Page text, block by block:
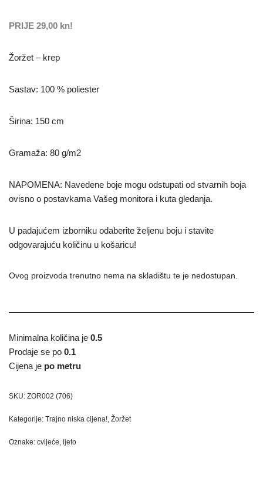
PRIJE 29,00 kn!
Žoržet – krep
Sastav: 100 % poliester
Širina: 150 cm
Gramaža: 80 g/m2
NAPOMENA: Navedene boje mogu odstupati od stvarnih boja
ovisno o postavkama Vašeg monitora i kuta gledanja.
U padajućem izborniku odaberite željenu boju i stavite
odgovarajuću količinu u košaricu!
Ovog proizvoda trenutno nema na skladištu te je nedostupan.
Minimalna količina je 0.5
Prodaje se po 0.1
Cijena je po metru
SKU: ZOR002 (706)
Kategorije: Trajno niska cijena!, Žoržet
Oznake: cvijeće, ljeto